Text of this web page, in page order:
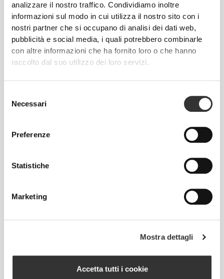
analizzare il nostro traffico. Condividiamo inoltre
informazioni sul modo in cui utilizza il nostro sito con i
nostri partner che si occupano di analisi dei dati web,
pubblicità e social media, i quali potrebbero combinarle
con altre informazioni che ha fornito loro o che hanno
raccolto dal suo utilizzo dei loro servizi.
delNecessari
Preferenze
Statistiche
Marketing
Mostra dettagli
Accetta tutti i cookie
IL NOSTRO MARCHIO È IL
TUO CONFORT.
Il nostro abbigliamento è sinonimo di comodità.
Abbiamo abbracciato una filosofia che rimane
cucite, indossare le nostre creazioni diventa un
piacere, perché non causano irritazioni alla pelle.
CONSIGLI PER LE TAGLIE